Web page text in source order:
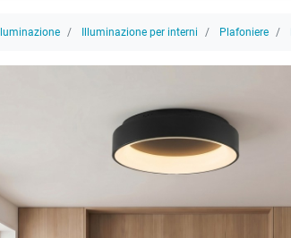
Illuminazione Illuminazione per interni Plafoniere